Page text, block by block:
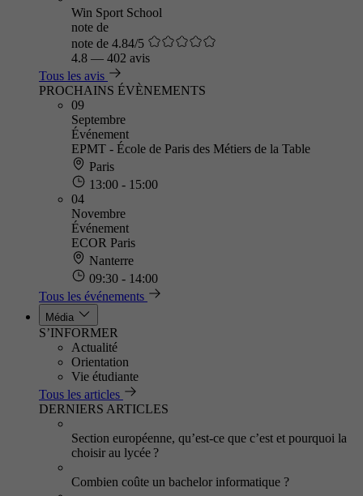
Win Sport School
note de
note de 4.84/5
4.8 — 402 avis
Tous les avis
PROCHAINS ÉVÈNEMENTS
09
Septembre
Événement
EPMT - École de Paris des Métiers de la Table
Paris
13:00 - 15:00
04
Novembre
Événement
ECOR Paris
Nanterre
09:30 - 14:00
Tous les événements
Média
S’INFORMER
Actualité
Orientation
Vie étudiante
Tous les articles
DERNIERS ARTICLES
Section européenne, qu’est-ce que c’est et pourquoi la
choisir au lycée ?
Combien coûte un bachelor informatique ?